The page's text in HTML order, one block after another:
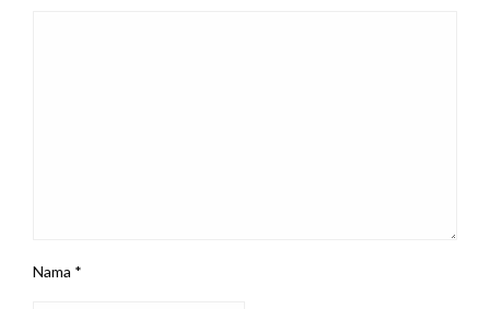
Nama *